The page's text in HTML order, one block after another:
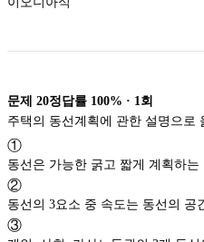
문제 20정답률 100% · 1 회
주택의 동선계획에 관한 설명으로
①
동선은 가능한 굵고 짧게 계획하는
②
③